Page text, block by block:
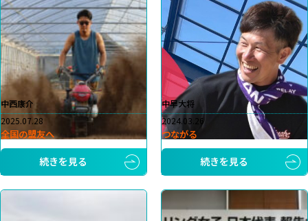
中西康介
2025.07.28
全国の盟友へ
続きを見る
中早大将
2024.03.26
つながる
続きを見る